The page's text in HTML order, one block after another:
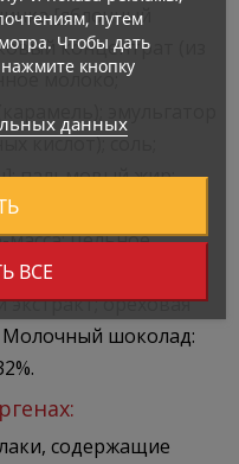
[яблочный
концентрат (из
молоко;
эмульгатор
кислот); соль;
пальмовый жир;
сухое
масса; цельное
эмульгатор
экстракт; ореховая
Молочный шоколад:
содержащие
путем
Чтобы дать
кнопку
данных
ВСЕ